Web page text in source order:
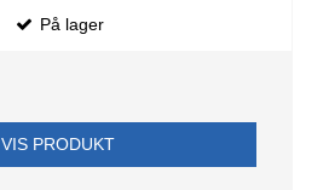
På lager
VIS PRODUKT